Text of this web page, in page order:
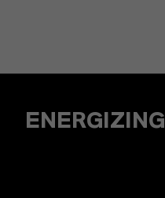
ENERGIZING